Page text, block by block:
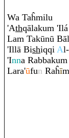
Wa Taĥmilu
'Athqālakum
Lam Takūnū
'Illā Bishiqqi A
'Inna Rabbakum
Lara'ūfun Raĥī